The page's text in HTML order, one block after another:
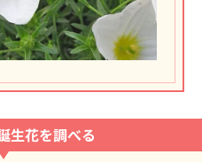
生花を調べる